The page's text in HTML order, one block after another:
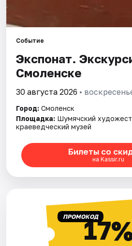
Событие
Экспонат.
Смоленске
30 августа 2026 •
Город: Смоленск
Площадка: Шумячский
краеведческий музей
Билеты со
на Kassir.ru
ПРОМОКОД